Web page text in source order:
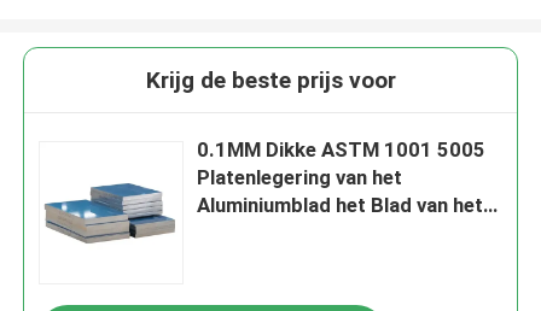
Krijg de beste prijs voor
0.1MM Dikke ASTM 1001 5005
Platenlegering van het
Aluminiumblad het Blad van het